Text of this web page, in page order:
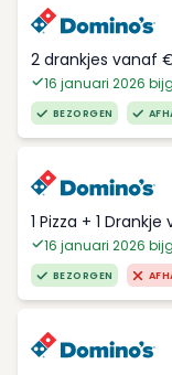
2 drankjes vanaf
16 januari 2026
BEZORGEN
1 Pizza + 1 Drankje
16 januari 2026
BEZORGEN